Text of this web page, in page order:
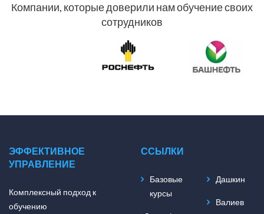
Компании, которые доверили нам обучение своих
сотрудников
ЭФФЕКТИВНОЕ
УПРАВЛЕНИЕ
Комплексный подход к
обучению
ССЫЛКИ
Базовые
курсы
Дашкин
Валиев